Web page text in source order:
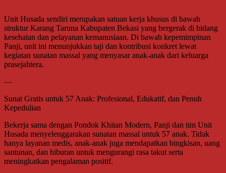
Unit Husada sendiri merupakan satuan kerja khusus di bawah
struktur Karang Taruna Kabupaten Bekasi yang bergerak di bidang
kesehatan dan pelayanan kemanusiaan. Di bawah kepemimpinan
Panji, unit ini menunjukkan taji dan kontribusi konkret lewat
kegiatan sunatan massal yang menyasar anak-anak dari keluarga
prasejahtera.
—
Sunat Gratis untuk 57 Anak: Profesional, Edukatif, dan Penuh
Kepedulian
Bekerja sama dengan Pondok Khitan Modern, Panji dan tim Unit
Husada menyelenggarakan sunatan massal untuk 57 anak. Tidak
hanya layanan medis, anak-anak juga mendapatkan bingkisan, uang
santunan, dan hiburan untuk mengurangi rasa takut serta
meningkatkan pengalaman positif.